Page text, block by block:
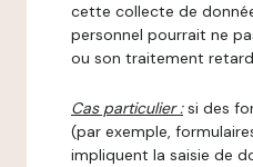
cette collecte de
personnel pourrait ne
ou son traitement
Cas particulier : si des
(par exemple,
impliquent la saisie de